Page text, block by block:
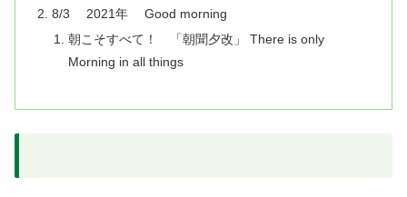
8/3 2021年 Good morning
朝こそすべて！ 「朝聞夕改」 There is only
Morning in all things